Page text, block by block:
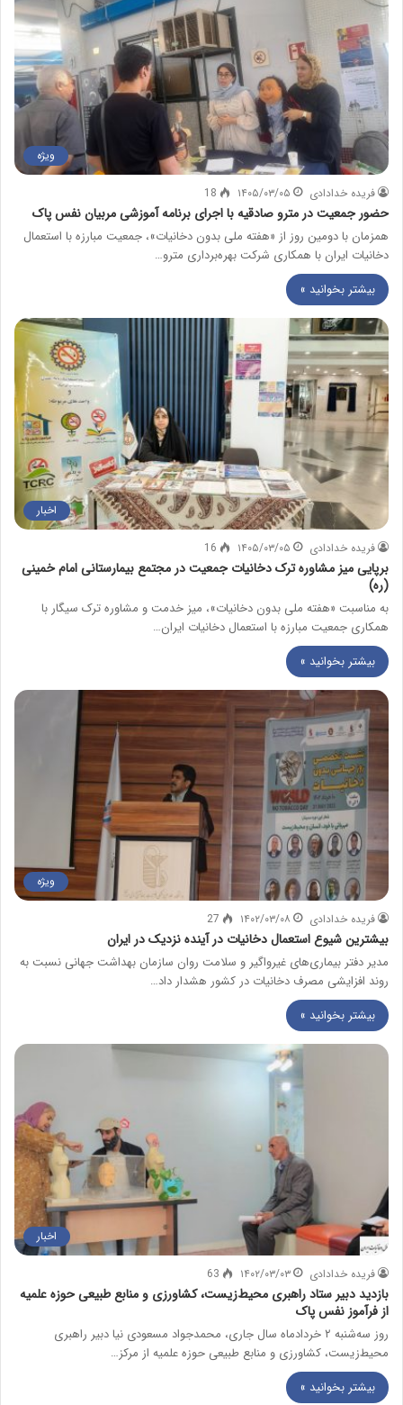
ویژه
فریده خدادادی ۱۴۰۵/۰۳/۰۵ 18
حضور جمعیت در مترو صادقیه با اجرای برنامه آموزشی مربیان نفس پاک
همزمان با دومین روز از «هفته ملی بدون دخانیات»، جمعیت مبارزه با استعمال
دخانیات ایران با همکاری شرکت بهره‌برداری مترو…
بیشتر بخوانید »
اخبار
فریده خدادادی ۱۴۰۵/۰۳/۰۵ 16
برپایی میز مشاوره ترک دخانیات جمعیت در مجتمع بیمارستانی امام خمینی
(ره)
به مناسبت «هفته ملی بدون دخانیات»، میز خدمت و مشاوره ترک سیگار با
همکاری جمعیت مبارزه با استعمال دخانیات ایران…
بیشتر بخوانید »
ویژه
فریده خدادادی ۱۴۰۲/۰۳/۰۸ 27
بیشترین شیوع استعمال دخانیات در آینده نزدیک در ایران
مدیر دفتر بیماری‌های غیرواگیر و سلامت روان سازمان بهداشت جهانی نسبت به
روند افزایشی مصرف دخانیات در کشور هشدار داد…
بیشتر بخوانید »
اخبار
فریده خدادادی ۱۴۰۲/۰۳/۰۳ 63
بازدید دبیر ستاد راهبری محیط‌زیست، کشاورزی و منابع طبیعی حوزه علمیه
از فرآموز نفس پاک
روز سه‌شنبه ۲ خردادماه سال جاری، محمدجواد مسعودی نیا دبیر راهبری
محیط‌زیست، کشاورزی و منابع طبیعی حوزه علمیه از مرکز…
بیشتر بخوانید »